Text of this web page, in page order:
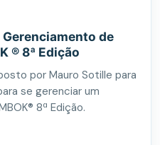
de
® 8ª Edição
por Mauro Sotille para
se gerenciar um
8ª Edição.